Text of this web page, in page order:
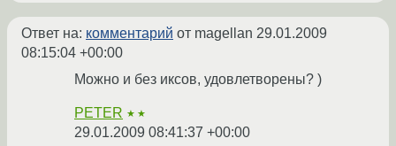
Ответ на: комментарий от magellan 29.01.2009
08:15:04 +00:00
Можно и без иксов, удовлетворены? )
PETER ★★
29.01.2009 08:41:37 +00:00